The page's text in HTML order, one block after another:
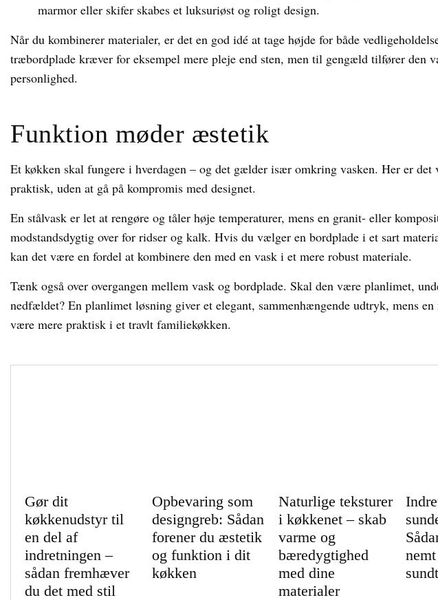
marmor eller skifer skabes et luksuriøst og roligt design.
Når du kombinerer materialer, er det en god idé at tage højde for både
træbordplade kræver for eksempel mere pleje end sten, men til gengæld tilfører den
personlighed.
Funktion møder æstetik
Et køkken skal fungere i hverdagen – og det gælder især omkring vasken. Her er
praktisk, uden at gå på kompromis med designet.
En stålvask er let at rengøre og tåler høje temperaturer, mens en granit- eller
modstandsdygtig over for ridser og kalk. Hvis du vælger en bordplade i et sart
kan det være en fordel at kombinere den med en vask i et mere robust materiale.
Tænk også over overgangen mellem vask og bordplade. Skal den være planlimet,
nedfældet? En planlimet løsning giver et elegant, sammenhængende udtryk, mens
være mere praktisk i et travlt familiekøkken.
Gør dit
køkkenudstyr til
en del af
indretningen –
sådan fremhæver
du det med stil
Opbevaring som
designgreb: Sådan
forener du æstetik
og funktion i dit
køkken
Naturlige teksturer
i køkkenet – skab
varme og
bæredygtighed
med dine
materialer